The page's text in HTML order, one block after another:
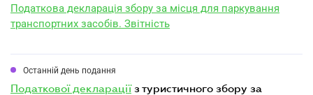
Податкова декларація збору за місця для паркування
транспортних засобів. Звітність
Останній день подання
податкової декларації з туристичного збору за